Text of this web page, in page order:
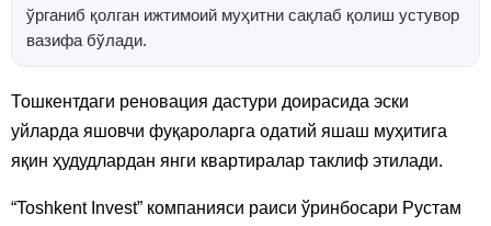
ўрганиб қолган ижтимоий муҳитни сақлаб қолиш устувор
вазифа бўлади.
Тошкентдаги реновация дастури доирасида эски
уйларда яшовчи фуқароларга одатий яшаш муҳитига
яқин ҳудудлардан янги квартиралар таклиф этилади.
“Toshkent Invest” компанияси раиси ўринбосари Рустам